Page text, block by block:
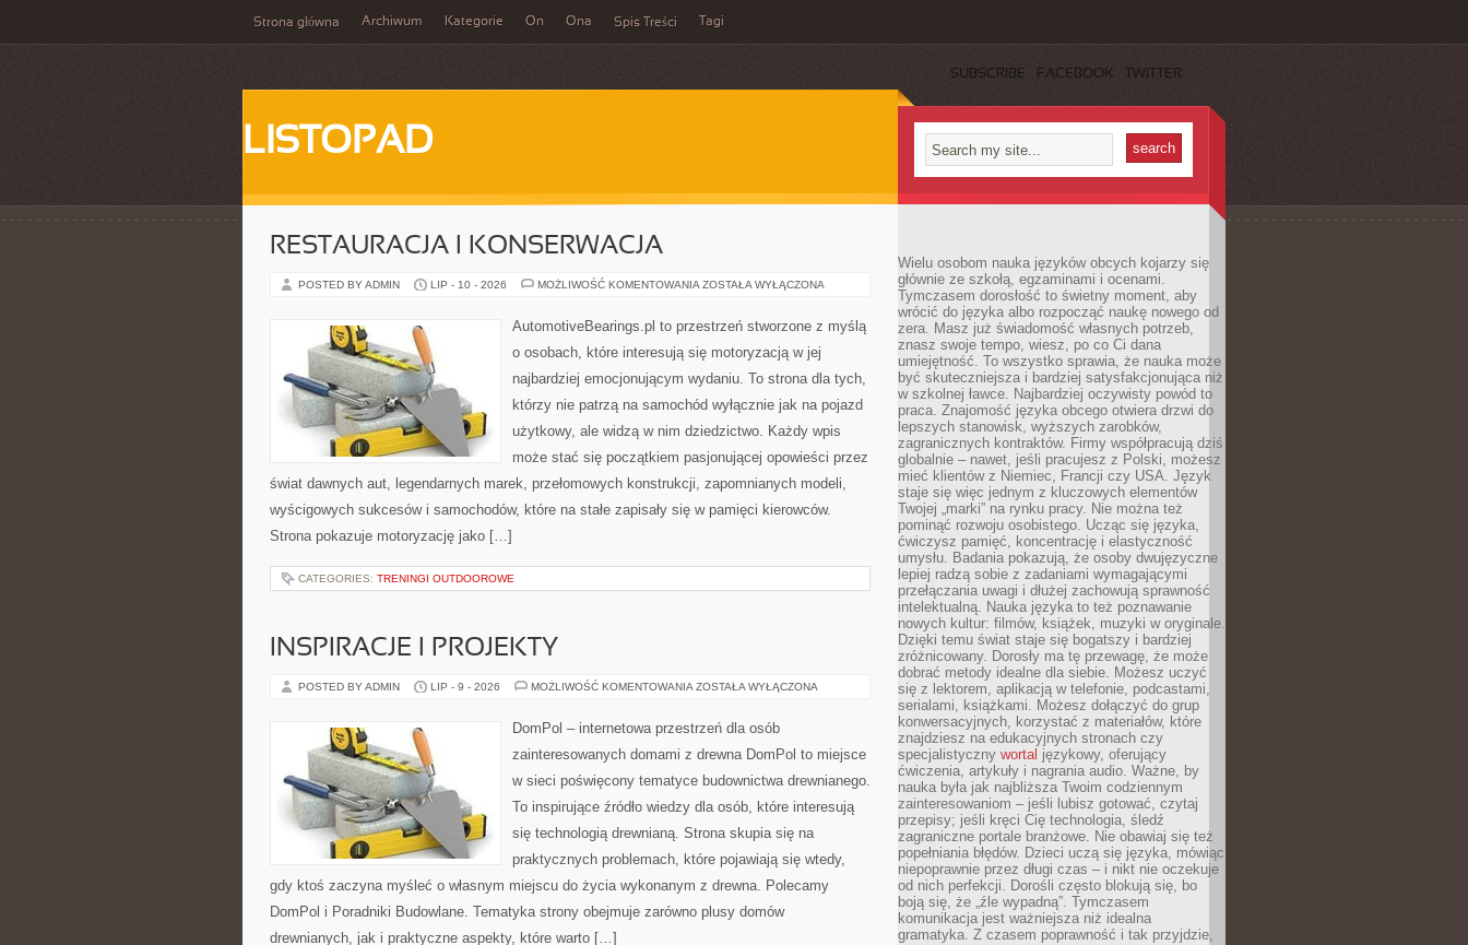
Strona główna Archiwum Kategorie On Ona Spis Treści Tagi
SUBSCRIBE FACEBOOK TWITTER
LISTOPAD
RESTAURACJA I KONSERWACJA
POSTED BY ADMIN LIP - 10 - 2026 MOŻLIWOŚĆ KOMENTOWANIA RESTAURACJA
ZOSTAŁA WYŁĄCZONA
AutomotiveBearings.pl to przestrzeń stworzone z myślą
o osobach, które interesują się motoryzacją w jej
najbardziej emocjonującym wydaniu. To strona dla tych,
którzy nie patrzą na samochód wyłącznie jak na pojazd
użytkowy, ale widzą w nim dziedzictwo. Każdy wpis
może stać się początkiem pasjonującej opowieści przez
świat dawnych aut, legendarnych marek, przełomowych konstrukcji, zapomnianych modeli,
wyścigowych sukcesów i samochodów, które na stałe zapisały się w pamięci kierowców.
Strona pokazuje motoryzację jako […]
CATEGORIES: TRENINGI OUTDOOROWE
INSPIRACJE I PROJEKTY
POSTED BY ADMIN LIP - 9 - 2026 MOŻLIWOŚĆ KOMENTOWANIA INSPIRACJE
ZOSTAŁA WYŁĄCZONA
DomPol – internetowa przestrzeń dla osób
zainteresowanych domami z drewna DomPol to miejsce
w sieci poświęcony tematyce budownictwa drewnianego.
To inspirujące źródło wiedzy dla osób, które interesują
się technologią drewnianą. Strona skupia się na
praktycznych problemach, które pojawiają się wtedy,
gdy ktoś zaczyna myśleć o własnym miejscu do życia wykonanym z drewna. Polecamy
DomPol i Poradniki Budowlane. Tematyka strony obejmuje zarówno plusy domów
drewnianych, jak i praktyczne aspekty, które warto […]
Wielu osobom nauka języków obcych kojarzy się
głównie ze szkołą, egzaminami i ocenami.
Tymczasem dorosłość to świetny moment, aby
wrócić do języka albo rozpocząć naukę nowego od
zera. Masz już świadomość własnych potrzeb,
znasz swoje tempo, wiesz, po co Ci dana
umiejętność. To wszystko sprawia, że nauka może
być skuteczniejsza i bardziej satysfakcjonująca niż
w szkolnej ławce. Najbardziej oczywisty powód to
praca. Znajomość języka obcego otwiera drzwi do
lepszych stanowisk, wyższych zarobków,
zagranicznych kontraktów. Firmy współpracują dziś
globalnie – nawet, jeśli pracujesz z Polski, możesz
mieć klientów z Niemiec, Francji czy USA. Język
staje się więc jednym z kluczowych elementów
Twojej „marki” na rynku pracy. Nie można też
pominąć rozwoju osobistego. Ucząc się języka,
ćwiczysz pamięć, koncentrację i elastyczność
umysłu. Badania pokazują, że osoby dwujęzyczne
lepiej radzą sobie z zadaniami wymagającymi
przełączania uwagi i dłużej zachowują sprawność
intelektualną. Nauka języka to też poznawanie
nowych kultur: filmów, książek, muzyki w oryginale.
Dzięki temu świat staje się bogatszy i bardziej
zróżnicowany. Dorosły ma tę przewagę, że może
dobrać metody idealne dla siebie. Możesz uczyć
się z lektorem, aplikacją w telefonie, podcastami,
serialami, książkami. Możesz dołączyć do grup
konwersacyjnych, korzystać z materiałów, które
znajdziesz na edukacyjnych stronach czy
specjalistyczny wortal językowy, oferujący
ćwiczenia, artykuły i nagrania audio. Ważne, by
nauka była jak najbliższa Twoim codziennym
zainteresowaniom – jeśli lubisz gotować, czytaj
przepisy; jeśli kręci Cię technologia, śledź
zagraniczne portale branżowe. Nie obawiaj się też
popełniania błędów. Dzieci uczą się języka, mówiąc
niepoprawnie przez długi czas – i nikt nie oczekuje
od nich perfekcji. Dorośli często blokują się, bo
boją się, że „źle wypadną”. Tymczasem
komunikacja jest ważniejsza niż idealna
gramatyka. Z czasem poprawność i tak przyjdzie,